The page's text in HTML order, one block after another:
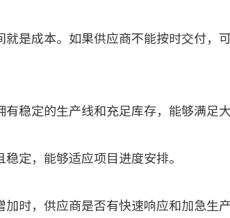
成本。如果供应商不能按时交付，
定的生产线和充足库存，能够满足大
定，能够适应项目进度安排。
，供应商是否有快速响应和加急生产